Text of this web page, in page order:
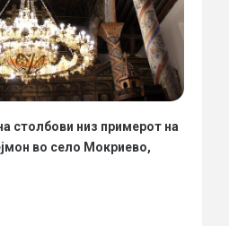
столбови низ примерот на
во село Мокриево,